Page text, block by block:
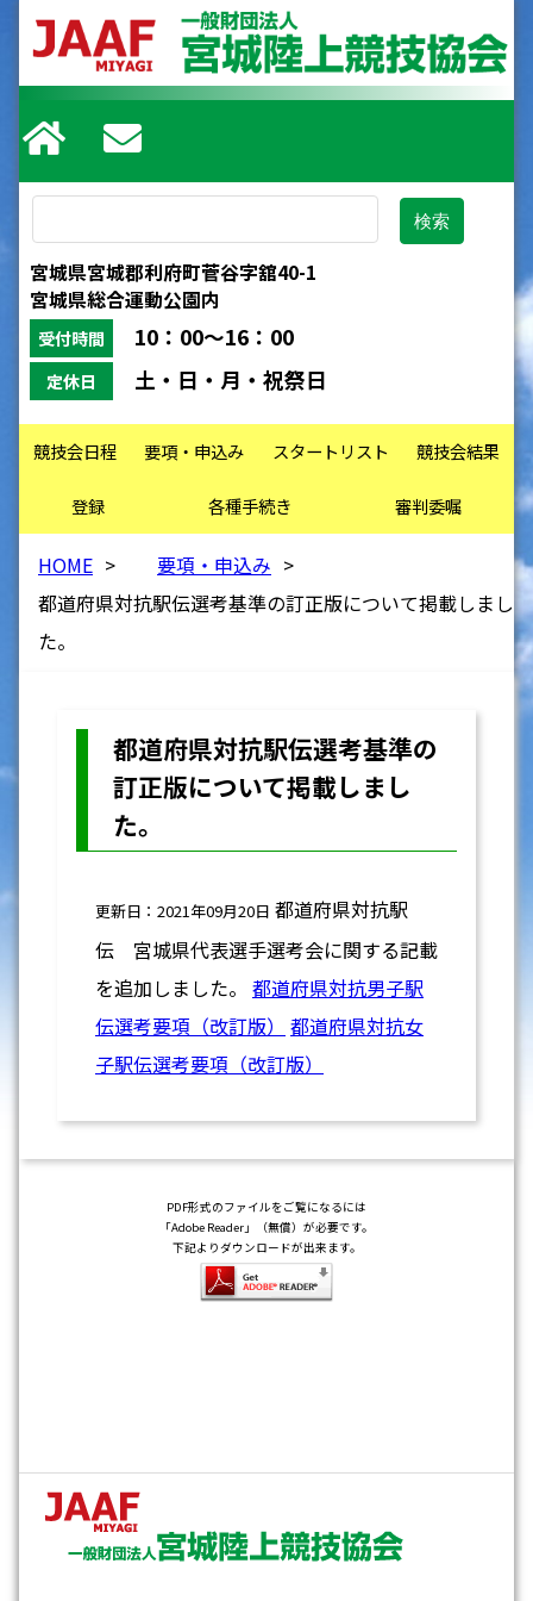
宮城県宮城郡利府町菅谷字舘40-1
宮城県総合運動公園内
受付時間 10：00～16：00
定休日 土・日・月・祝祭日
競技会日程 要項・申込み スタートリスト 競技会結果
登録 各種手続き 審判委嘱
HOME > 要項・申込み >
都道府県対抗駅伝選考基準の訂正版について掲載しまし
た。
都道府県対抗駅伝選考基準の
訂正版について掲載しまし
た。
更新日：2021年09月20日 都道府県対抗駅
伝 宮城県代表選手選考会に関する記載
を追加しました。 都道府県対抗男子駅
伝選考要項（改訂版）
都道府県対抗女
子駅伝選考要項（改訂版）
PDF形式のファイルをご覧になるには
「Adobe Reader」（無償）が必要です。
下記よりダウンロードが出来ます。